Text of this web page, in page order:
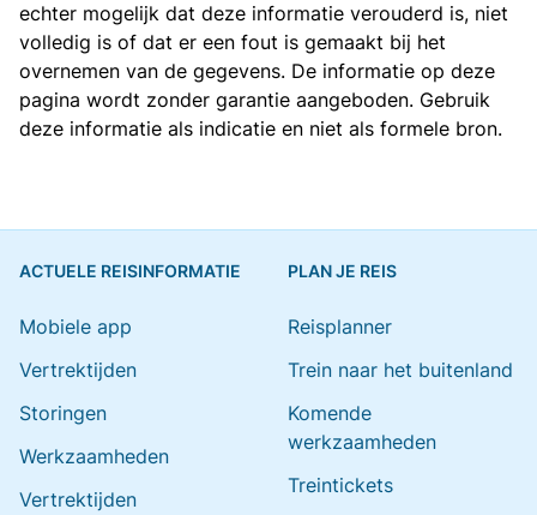
echter mogelijk dat deze informatie verouderd is, niet
volledig is of dat er een fout is gemaakt bij het
overnemen van de gegevens. De informatie op deze
pagina wordt zonder garantie aangeboden. Gebruik
deze informatie als indicatie en niet als formele bron.
ACTUELE REISINFORMATIE
Mobiele app
Vertrektijden
Storingen
Werkzaamheden
Vertrektijden
PLAN JE REIS
Reisplanner
Trein naar het buitenland
Komende
werkzaamheden
Treintickets